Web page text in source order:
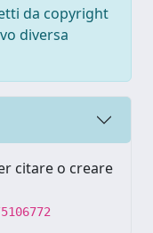
da copyright
diversa
citare o creare